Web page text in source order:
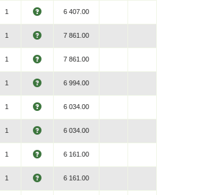
1 6 407.00
1 7 861.00
1 7 861.00
1 6 994.00
1 6 034.00
1 6 034.00
1 6 161.00
1 6 161.00